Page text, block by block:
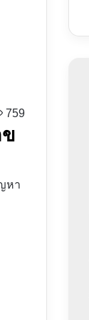
759
ข
หา